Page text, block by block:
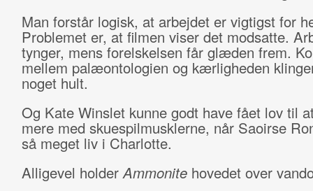
Man forstår logisk, at arbejdet er vigtigst for
Problemet er, at filmen viser det modsatte.
tynger, mens forelskelsen får glæden frem.
mellem palæontologien og kærligheden
noget hult.
Og Kate Winslet kunne godt have fået lov til
mere med skuespilmusklerne, når Saoirse
så meget liv i Charlotte.
Alligevel holderAmmonite hovedet over